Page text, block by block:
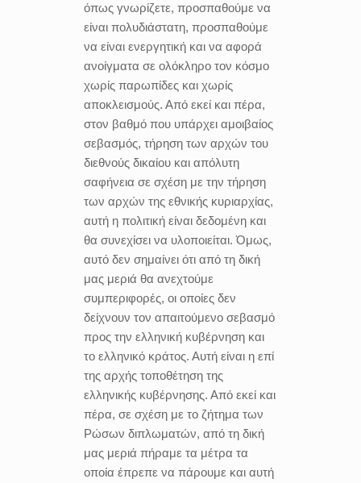
όπως γνωρίζετε, προσπαθούμε να
είναι πολυδιάστατη, προσπαθούμε
να είναι ενεργητική και να αφορά
ανοίγματα σε ολόκληρο τον κόσμο
χωρίς παρωπίδες και χωρίς
αποκλεισμούς. Από εκεί και πέρα,
στον βαθμό που υπάρχει αμοιβαίος
σεβασμός, τήρηση των αρχών του
διεθνούς δικαίου και απόλυτη
σαφήνεια σε σχέση με την τήρηση
των αρχών της εθνικής κυριαρχίας,
αυτή η πολιτική είναι δεδομένη και
θα συνεχίσει να υλοποιείται. Όμως,
αυτό δεν σημαίνει ότι από τη δική
μας μεριά θα ανεχτούμε
συμπεριφορές, οι οποίες δεν
δείχνουν τον απαιτούμενο σεβασμό
προς την ελληνική κυβέρνηση και
το ελληνικό κράτος. Αυτή είναι η επί
της αρχής τοποθέτηση της
ελληνικής κυβέρνησης. Από εκεί και
πέρα, σε σχέση με το ζήτημα των
Ρώσων διπλωματών, από τη δική
μας μεριά πήραμε τα μέτρα τα
οποία έπρεπε να πάρουμε και αυτή